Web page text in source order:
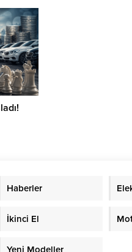
Haberler
İkinci El
Yeni Modeller